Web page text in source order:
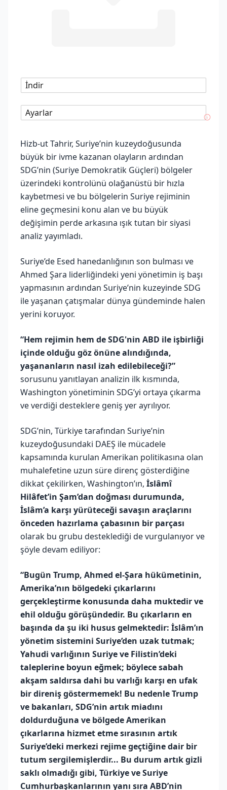
İndir
Ayarlar
Hizb-ut Tahrir, Suriye’nin kuzeydoğusunda
büyük bir ivme kazanan olayların ardından
SDG’nin (Suriye Demokratik Güçleri) bölgeler
üzerindeki kontrolünü olağanüstü bir hızla
kaybetmesi ve bu bölgelerin Suriye rejiminin
eline geçmesini konu alan ve bu büyük
değişimin perde arkasına ışık tutan bir siyasi
analiz yayımladı.
Suriye’de Esed hanedanlığının son bulması ve
Ahmed Şara liderliğindeki yeni yönetimin iş başı
yapmasının ardından Suriye’nin kuzeyinde SDG
ile yaşanan çatışmalar dünya gündeminde halen
yerini koruyor.
“Hem rejimin hem de SDG'nin ABD ile işbirliği
içinde olduğu göz önüne alındığında,
yaşananların nasıl izah edilebileceği?”
sorusunu yanıtlayan analizin ilk kısmında,
Washington yönetiminin SDG’yi ortaya çıkarma
ve verdiği desteklere geniş yer ayrılıyor.
SDG’nin, Türkiye tarafından Suriye’nin
kuzeydoğusundaki DAEŞ ile mücadele
kapsamında kurulan Amerikan politikasına olan
muhalefetine uzun süre direnç gösterdiğine
dikkat çekilirken, Washington’ın, İslâmî
Hilâfet’in Şam’dan doğması durumunda,
İslâm’a karşı yürüteceği savaşın araçlarını
önceden hazırlama çabasının bir parçası
olarak bu grubu desteklediği de vurgulanıyor ve
şöyle devam ediliyor:
“Bugün Trump, Ahmed el-Şara hükümetinin,
Amerika’nın bölgedeki çıkarlarını
gerçekleştirme konusunda daha muktedir ve
ehil olduğu görüşündedir. Bu çıkarların en
başında da şu iki husus gelmektedir: İslâm’ın
yönetim sistemini Suriye’den uzak tutmak;
Yahudi varlığının Suriye ve Filistin’deki
taleplerine boyun eğmek; böylece sabah
akşam saldırsa dahi bu varlığı karşı en ufak
bir direniş göstermemek! Bu nedenle Trump
ve bakanları, SDG’nin artık miadını
doldurduğuna ve bölgede Amerikan
çıkarlarına hizmet etme sırasının artık
Suriye’deki merkezi rejime geçtiğine dair bir
tutum sergilemişlerdir... Bu durum artık gizli
saklı olmadığı gibi, Türkiye ve Suriye
Cumhurbaşkanlarının yanı sıra ABD’nin